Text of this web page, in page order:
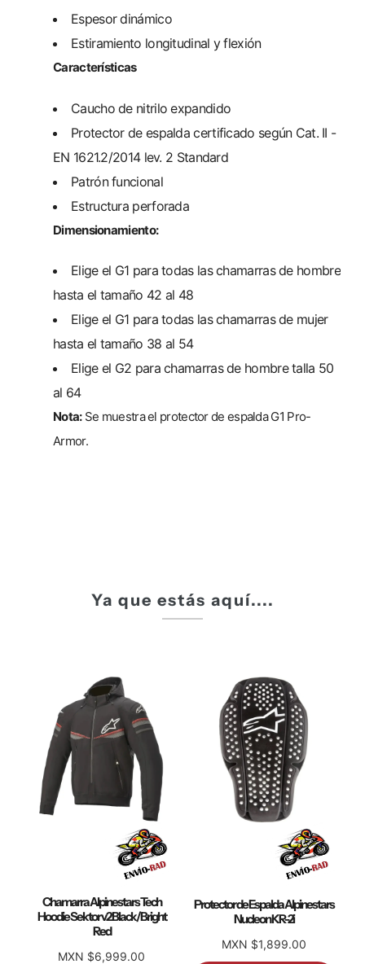
Espesor dinámico
Estiramiento longitudinal y flexión
Características
Caucho de nitrilo expandido
Protector de espalda certificado según Cat. II -
EN 1621.2/2014 lev. 2 Standard
Patrón funcional
Estructura perforada
Dimensionamiento:
Elige el G1 para todas las chamarras de hombre
hasta el tamaño 42 al 48
Elige el G1 para todas las chamarras de mujer
hasta el tamaño 38 al 54
Elige el G2 para chamarras de hombre talla 50
al 64
Nota:Se muestra el protector de espalda G1 Pro-
Armor.
Ya que estás aquí....
Chamarra Alpinestars Tech
Hoodie Sektor v2 Black/Bright
Red
MXN $6,999.00
Protector de Espalda Alpinestars
Nucleon KR-2i
MXN $1,899.00